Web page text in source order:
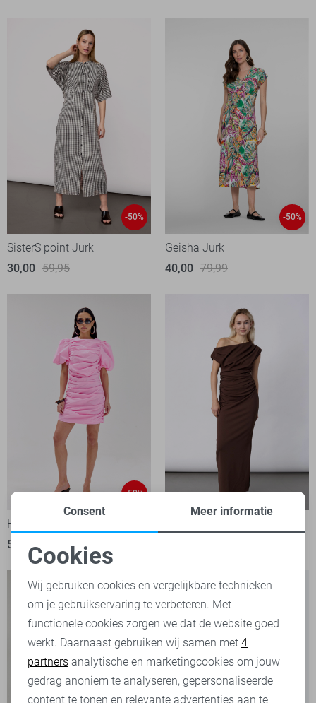
-50%
SisterS point Jurk
30,00 59,95
-50%
Geisha Jurk
40,00 79,99
-50%
Harper & Yve Jurk
50,00
Noodzakelijke cookies
Personalisatie cookies
Analytische cookies
Marketing cookies
Consent Meer informatie
Cookies
Wij gebruiken cookies en vergelijkbare technieken
om je gebruikservaring te verbeteren. Met
functionele cookies zorgen we dat de website goed
werkt. Daarnaast gebruiken wij samen met 4
partners analytische en marketingcookies om jouw
gedrag anoniem te analyseren, gepersonaliseerde
content te tonen en relevante advertenties aan te